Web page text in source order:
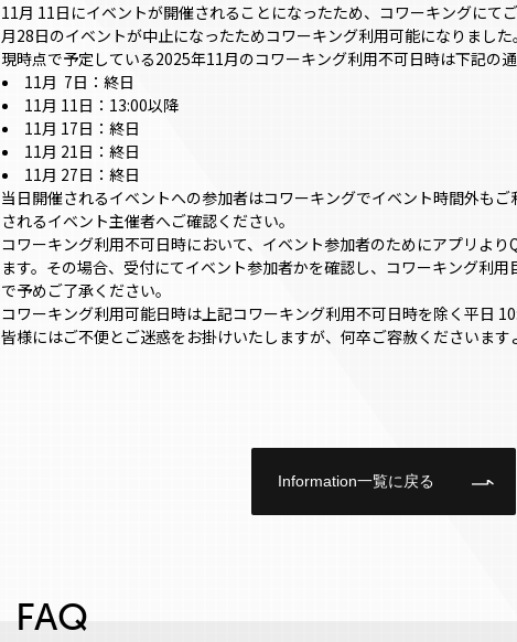
11月 11日にイベントが開催されることになったため、コワーキングにて
月28日のイベントが中止になったためコワーキング利用可能になりました。
現時点で予定している2025年11月のコワーキング利用不可日時は下記の通
11月 7日：終日
11月 11日：13:00以降
11月 17日：終日
11月 21日：終日
11月 27日：終日
当日開催されるイベントへの参加者はコワーキングでイベント時間外も
されるイベント主催者へご確認ください。
コワーキング利用不可日時において、イベント参加者のためにアプリよ
ます。その場合、受付にてイベント参加者かを確認し、コワーキング利
で予めご了承ください。
コワーキング利用可能日時は上記コワーキング利用不可日時を除く平日
皆様にはご不便とご迷惑をお掛けいたしますが、何卒ご容赦くださいます
Information一覧に戻る
FAQ